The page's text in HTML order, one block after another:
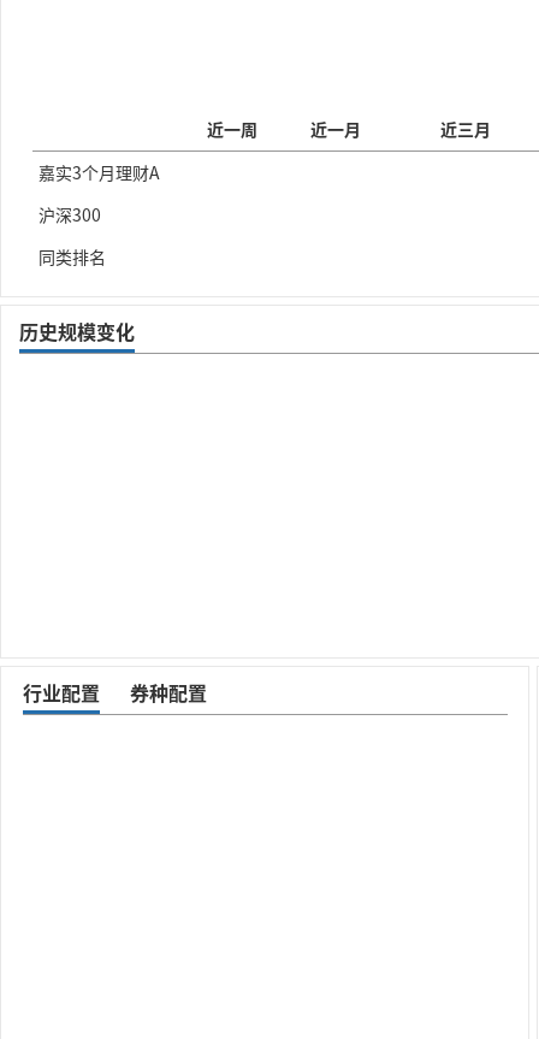
近一周 近一月
近三月
嘉实3个月理财A
沪深300
同类排名
历史规模变化
行业配置 券种配置